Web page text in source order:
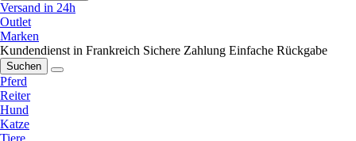
Versand in 24h
Outlet
Marken
Kundendienst in Frankreich Sichere Zahlung Einfache Rückgabe
Suchen
Pferd
Reiter
Hund
Katze